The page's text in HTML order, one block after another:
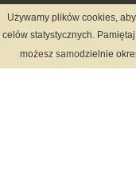
Informacje
Regulamin
Używamy plików cookies,
celów statystycznych.
możesz samodzielnie